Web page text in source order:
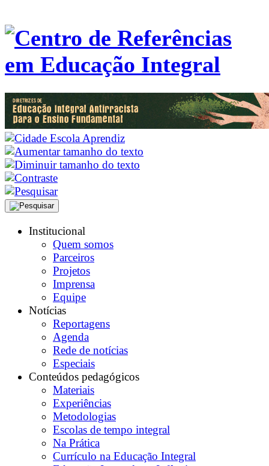
Institucional
Quem somos
Parceiros
Projetos
Imprensa
Equipe
Notícias
Reportagens
Agenda
Rede de notícias
Especiais
Conteúdos pedagógicos
Materiais
Experiências
Metodologias
Escolas de tempo integral
Na Prática
Currículo na Educação Integral